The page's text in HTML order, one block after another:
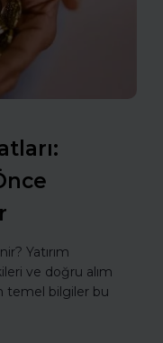
Yatırım
ve doğru alım
temel bilgiler bu